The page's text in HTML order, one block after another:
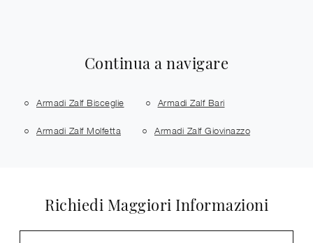
Continua a navigare
Armadi Zalf Bisceglie Armadi Zalf Bari
Armadi Zalf Molfetta Armadi Zalf Giovinazzo
Richiedi Maggiori Informazioni